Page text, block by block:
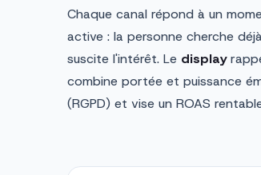
Chaque canal répond à un
active : la personne cherche
suscite l'intérêt. Le display
combine portée et puissance
(RGPD) et vise un ROAS